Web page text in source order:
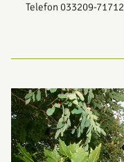
Telefon 033209-71712